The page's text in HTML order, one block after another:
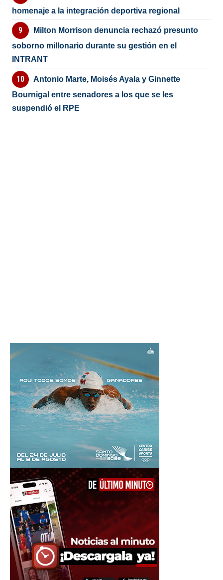
homenaje a la integración deportiva regional
Milton Morrison denuncia rechazó presunto
soborno millonario durante su gestión en el
INTRANT
Antonio Marte, Moisés Ayala y Ginnette
Bournigal entre senadores a los que se les
suspendió el RPE